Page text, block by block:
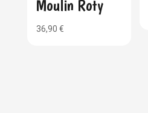
Moulin Roty
36,90 €